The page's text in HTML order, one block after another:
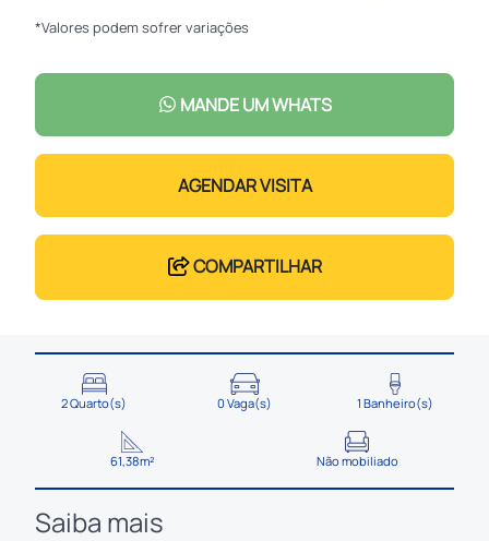
*Valores podem sofrer variações
MANDE UM WHATS
AGENDAR VISITA
COMPARTILHAR
2 Quarto(s) 0 Vaga(s) 1 Banheiro(s)
61,38m² Não mobiliado
Saiba mais